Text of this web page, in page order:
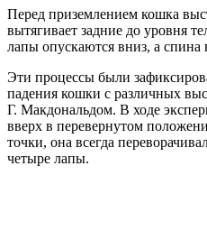
Перед приземлением кошка
вытягивает задние до уровня
лапы опускаются вниз, а спина
Эти процессы были
падения кошки с различных
Г. Макдональдом. В ходе
вверх в перевернутом
точки, она всегда
четыре лапы.